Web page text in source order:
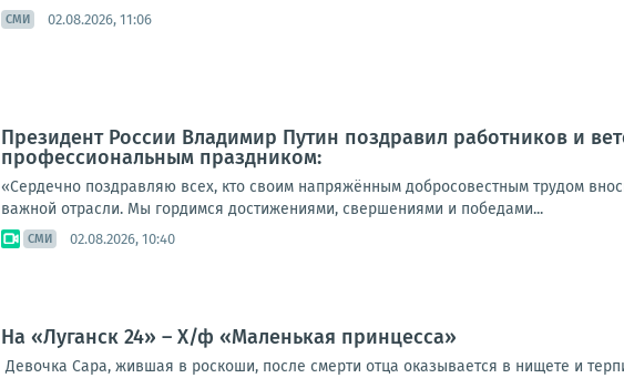
СМИ 02.08.2026, 11:06
Президент России Владимир Путин поздравил работников и
профессиональным праздником:
«Сердечно поздравляю всех, кто своим напряжённым добросовестным трудом
важной отрасли. Мы гордимся достижениями, свершениями и победами...
СМИ 02.08.2026, 10:40
На «Луганск 24» – Х/ф «Маленькая принцесса»
Девочка Сара, жившая в роскоши, после смерти отца оказывается в нищете и